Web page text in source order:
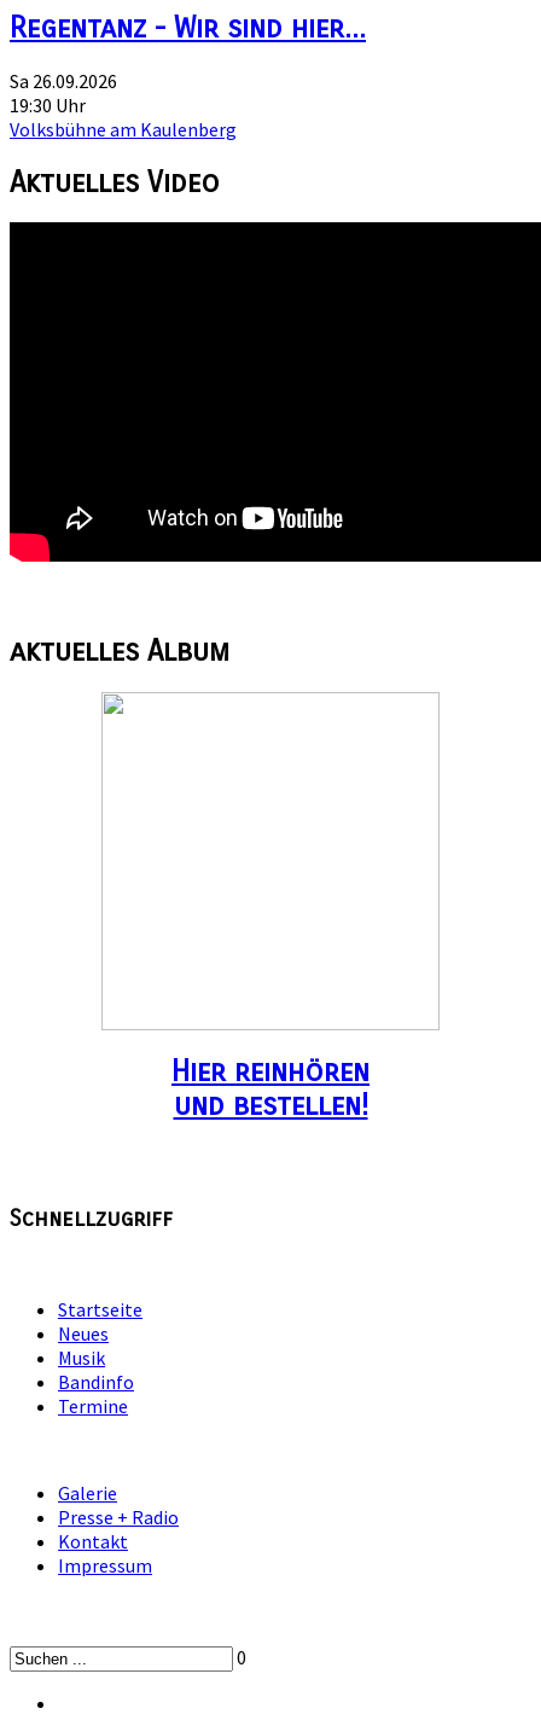
Regentanz - Wir sind hier...
Sa 26.09.2026
19:30 Uhr
Volksbühne am Kaulenberg
Aktuelles Video
aktuelles Album
Hier reinhören
und bestellen!
Schnellzugriff
Startseite
Neues
Musik
Bandinfo
Termine
Galerie
Presse + Radio
Kontakt
Impressum
0